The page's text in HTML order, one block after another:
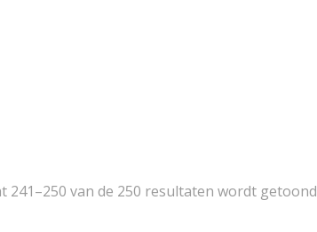
241–250 van de 250 resultaten wordt getoond